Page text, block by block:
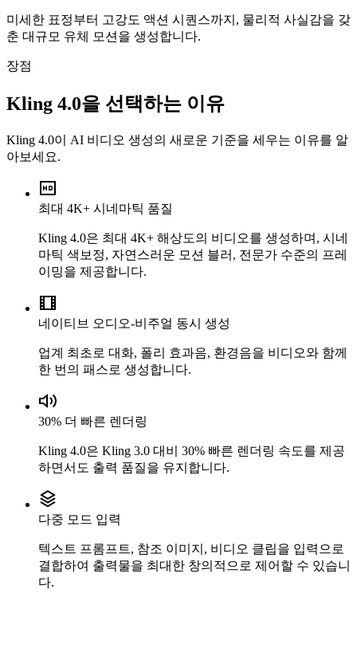
미세한 표정부터 고강도 액션 시퀀스까지, 물리적 사실감을 갖
춘 대규모 유체 모션을 생성합니다.
장점
Kling 4.0을 선택하는 이유
Kling 4.0이 AI 비디오 생성의 새로운 기준을 세우는 이유를 알
아보세요.
최대 4K+ 시네마틱 품질
Kling 4.0은 최대 4K+ 해상도의 비디오를 생성하며, 시네
마틱 색보정, 자연스러운 모션 블러, 전문가 수준의 프레
이밍을 제공합니다.
네이티브 오디오-비주얼 동시 생성
업계 최초로 대화, 폴리 효과음, 환경음을 비디오와 함께
한 번의 패스로 생성합니다.
30% 더 빠른 렌더링
Kling 4.0은 Kling 3.0 대비 30% 빠른 렌더링 속도를 제공
하면서도 출력 품질을 유지합니다.
다중 모드 입력
텍스트 프롬프트, 참조 이미지, 비디오 클립을 입력으로
결합하여 출력물을 최대한 창의적으로 제어할 수 있습니
다.